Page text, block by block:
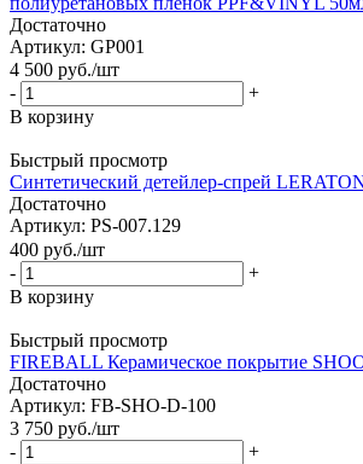
Достаточно
Артикул: GP001
4 500 руб./шт
-
+
В корзину
Быстрый просмотр
Синтетический детейлер-спрей
Достаточно
Артикул: PS-007.129
400 руб./шт
-
+
В корзину
Быстрый просмотр
FIREBALL Керамическое покрытие
Достаточно
Артикул: FB-SHO-D-100
3 750 руб./шт
-
+